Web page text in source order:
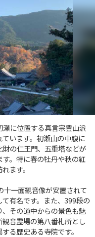
に位置する真言宗豊山派
います。初瀬山の中腹に
の仁王門、五重塔などが
。特に春の牡丹や秋の紅
ます。
十一面観音像が安置されて
有名です。また、399段の
その道中からの景色も魅
音霊場の第八番札所とし
る歴史ある寺院です。